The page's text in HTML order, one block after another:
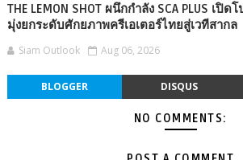
THE LEMON SHOT ผนึกกำลัง SCA PLUS เปิด
มุ่งยกระดับศักยภาพครีเอเตอร์ไทยสู่เวทีสากล
Siam Outlook Aug 06, 2026
BLOGGER DISQUS
NO COMMENTS: